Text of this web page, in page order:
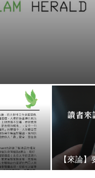
【來論】